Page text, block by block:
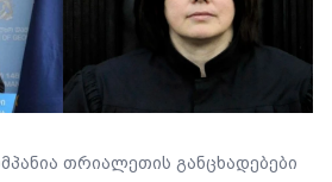
თრიალეთის განცხადებები